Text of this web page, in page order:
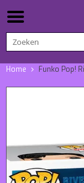
Home Funko Pop!